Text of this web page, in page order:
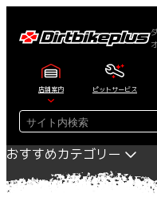
店舗案内 ピットサービス
検
索
おすすめカテゴリー